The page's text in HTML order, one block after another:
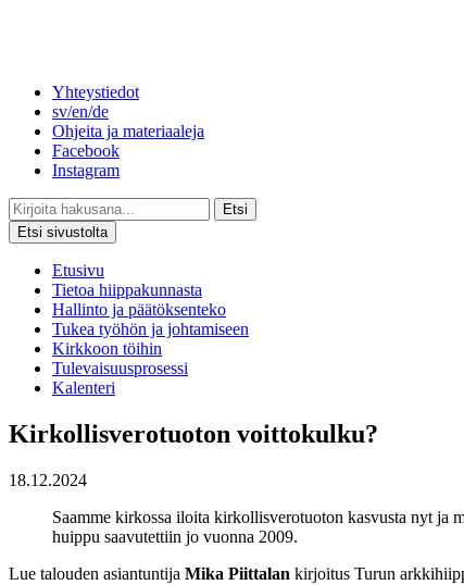
Yhteystiedot
sv/en/de
Ohjeita ja materiaaleja
Facebook
Instagram
Etsi
Etsi sivustolta
Etusivu
Tietoa hiippakunnasta
Hallinto ja päätöksenteko
Tukea työhön ja johtamiseen
Kirkkoon töihin
Tulevaisuusprosessi
Kalenteri
Kirkollisverotuoton voittokulku?
18.12.2024
Saamme kirkossa iloita kirkollisverotuoton kasvusta nyt ja
huippu saavutettiin jo vuonna 2009.
Lue talouden asiantuntija Mika Piittalan kirjoitus Turun